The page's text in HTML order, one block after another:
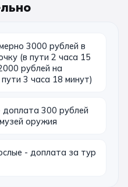
3000 рублей в
(в пути 2 часа 15
рублей на
3 часа 18 минут)
300 рублей
оружия
- доплата за тур